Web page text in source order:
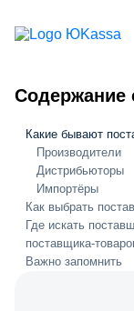
Содержание
Какие бывают
Производители
Дистрибьюторы
Импортёры
Как выбрать
Где искать
поставщика-
Важно запомнить